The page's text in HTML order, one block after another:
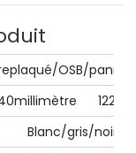
OSB/
Blanc/gris/noir/